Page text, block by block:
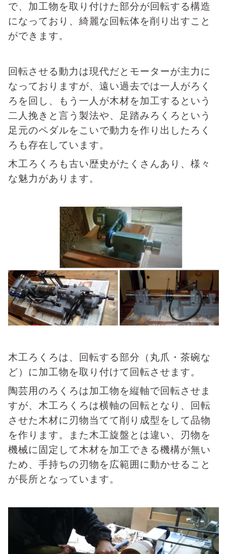
で、加工物を取り付けた部分が回転する構造
になっており、綺麗な回転体を削り出すこと
ができます。
回転させる動力は現代だとモーターが主力に
なっておりますが、遠い過去では一人がろく
ろを回し、もう一人が木材を加工するという
二人挽きと言う製法や、足踏みろくろという
足元のペダルをこいで動力を作り出したろく
ろも存在しています。
木工ろくろも古い歴史がたくさんあり、様々
な魅力があります。
木工ろくろは、回転する部分（丸爪・茶碗な
ど）に加工物を取り付けて回転させます。
陶芸用のろくろは加工物を縦軸で回転させま
すが、木工ろくろは横軸の回転となり、回転
させた木材に刃物当てて削り成型をして品物
を作ります。また木工旋盤とは違い、刃物を
機械に固定して木材を加工できる機構が無い
ため、手持ちの刃物を広範囲に動かせること
が長所となっています。